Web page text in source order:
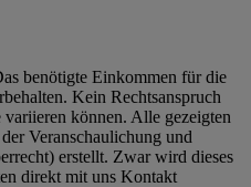
benötigte Einkommen für die
Kein Rechtsanspruch
variieren können. Alle gezeigten
Veranschaulichung und
erstellt. Zwar wird dieses
direkt mit uns Kontakt